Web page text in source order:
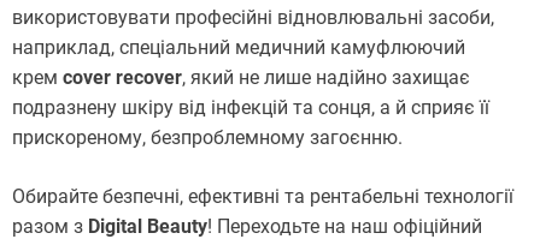
використовувати професійні відновлювальні засоби,
наприклад, спеціальний медичний камуфлюючий
крем cover recover, який не лише надійно захищає
подразнену шкіру від інфекцій та сонця, а й сприяє її
прискореному, безпроблемному загоєнню.
Обирайте безпечні, ефективні та рентабельні технології
разом з Digital Beauty! Переходьте на наш офіційний